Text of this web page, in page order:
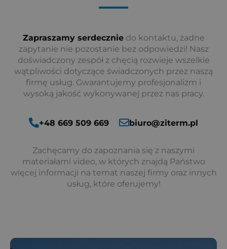
Zapraszamy serdeczniedo kontaktu, żadne
zapytanie nie pozostanie bez odpowiedzi! Nasz
doświadczony zespół z chęcią rozwieje wszelkie
wątpliwości dotyczące świadczonych przez naszą
firmę usług. Gwarantujemy profesjonalizm i
wysoką jakość wykonywanej przez nas pracy.
+48 669 509 669 biuro@ziterm.pl
Zachęcamy do zapoznania się z naszymi
materiałami video, w których znajdą Państwo
więcej informacji na temat naszej firmy oraz innych
usług, które oferujemy!